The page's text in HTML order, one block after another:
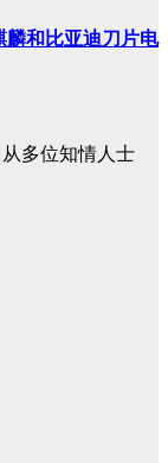
麟和比亚迪刀片电
多位知情人士